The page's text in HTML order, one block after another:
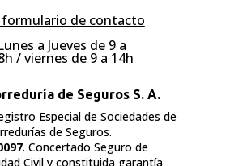
formulario de contacto
a Jueves de 9 a
/ viernes de 9 a 14h
de Seguros S. A.
Especial de Sociedades de
de Seguros.
. Concertado Seguro de
Civil y constituida garantía